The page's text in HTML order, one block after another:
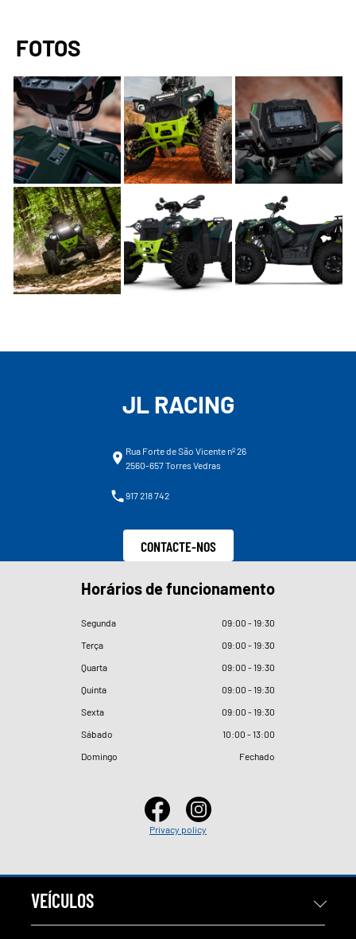
FOTOS
JL RACING
Rua Forte de São Vicente nº 26
2560-657 Torres Vedras
917 218 742
CONTACTE-NOS
Horários de funcionamento
Segunda 09:00 - 19:30
Terça
09:00 - 19:30
Quarta
09:00 - 19:30
Quinta
09:00 - 19:30
Sexta
09:00 - 19:30
Sábado
10:00 - 13:00
Domingo
Fechado
Privacy policy
VEÍCULOS